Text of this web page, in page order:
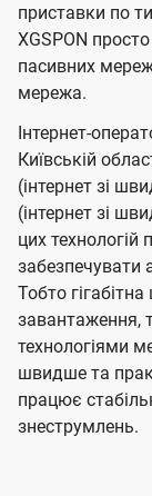
приставки по
XGSPON
пасивних
мережа.
Інтернет-
Київській
(інтернет зі
(інтернет зі
цих технологій
забезпечувати
Тобто
завантаження,
технологіями
швидше та
працює
знеструмлень.